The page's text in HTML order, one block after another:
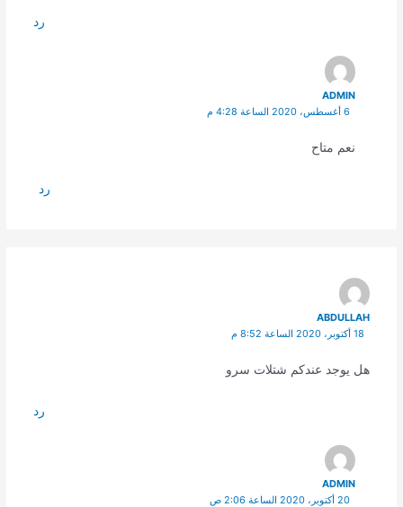
رد
ADMIN
6 أغسطس، 2020 الساعة 4:28 م
نعم متاح
رد
ABDULLAH
18 أكتوبر، 2020 الساعة 8:52 م
هل يوجد عندكم شتلات سرو
رد
ADMIN
20 أكتوبر، 2020 الساعة 2:06 ص